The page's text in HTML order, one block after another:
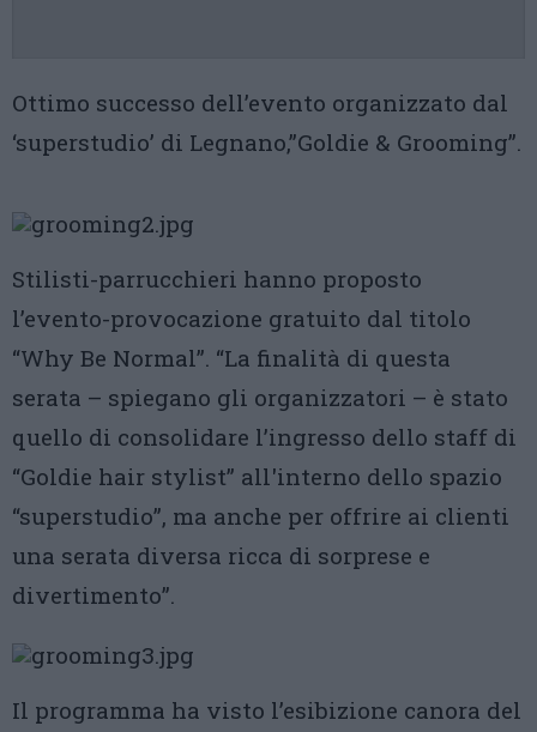
Ottimo successo dell’evento organizzato dal
‘superstudio’ di Legnano,”Goldie & Grooming”.
Stilisti-parrucchieri hanno proposto
l’evento-provocazione gratuito dal titolo
“Why Be Normal”. “La finalità di questa
serata – spiegano gli organizzatori – è stato
quello di consolidare l’ingresso dello staff di
“Goldie hair stylist” all'interno dello spazio
“superstudio”, ma anche per offrire ai clienti
una serata diversa ricca di sorprese e
divertimento”.
Il programma ha visto l’esibizione canora del